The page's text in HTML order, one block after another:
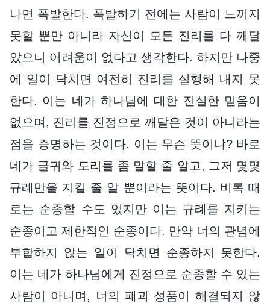
나면 폭발한다. 폭발하기 전에는 사람이 느끼지
못할 뿐만 아니라 자신이 모든 진리를 다 깨달
았으니 어려움이 없다고 생각한다. 하지만 나중
에 일이 닥치면 여전히 진리를 실행해 내지 못
한다. 이는 네가 하나님에 대한 진실한 믿음이
없으며, 진리를 진정으로 깨달은 것이 아니라는
점을 증명하는 것이다. 이는 무슨 뜻이냐? 바로
네가 글귀와 도리를 좀 말할 줄 알고, 그저 몇몇
규례만을 지킬 줄 알 뿐이라는 뜻이다. 비록 때
로는 순종할 수도 있지만 이는 규례를 지키는
순종이고 제한적인 순종이다. 만약 너의 관념에
부합하지 않는 일이 닥치면 순종하지 못한다.
이는 네가 하나님에게 진정으로 순종할 수 있는
사람이 아니며, 너의 패괴 성품이 해결되지 않